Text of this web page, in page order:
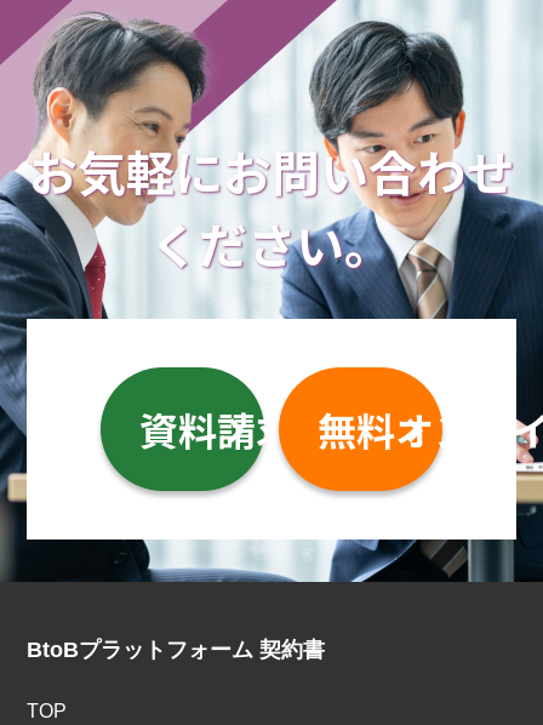
こちら
お気軽にお問い合わせ
ください。
資料請求 無料オンラ
BtoBプラットフォーム 契約書
TOP